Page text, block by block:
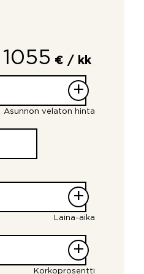
1055 € / kk
+
Asunnon velaton hinta
+
Laina-aika
+
Korkoprosentti